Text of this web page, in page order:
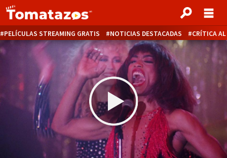
PELÍCULAS STREAMING GRATIS NOTICIAS DESTACADAS CRÍTICA